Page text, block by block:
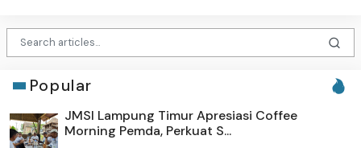
Popular
JMSI Lampung Timur Apresiasi Coffee
Morning Pemda, Perkuat S...